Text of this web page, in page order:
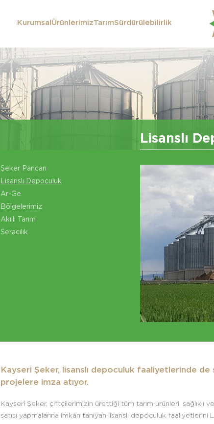
Kurumsal ÜrünlerimizTarımSürdürülebilirlik
Lisanslı
Şeker Pancarı
Lisanslı Depoculuk
Ar-Ge
Bölgelerimiz
Akıllı Tarım
Seracılık
Kayseri Şeker, lisanslı depoculuk faaliyetlerinde
projelere imza atıyor.
Kayseri Şeker, çiftçilerimizin ürettiği tüm tarım ürünleri,
satışı yapmalarına imkân tanıyan lisanslı depoculuk faaliyetlerini